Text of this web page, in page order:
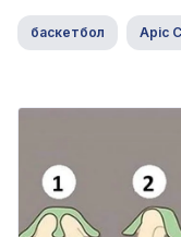
баскетбол Аріс